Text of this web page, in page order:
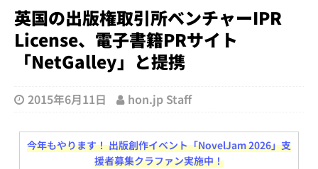
英国の出版権取引所ベンチャーIPR
License、電子書籍PRサイト
「NetGalley」と提携
2015年6月11日 hon.jp Staff
今年もやります！ 出版創作イベント「NovelJam 2026」支
援者募集クラファン実施中！